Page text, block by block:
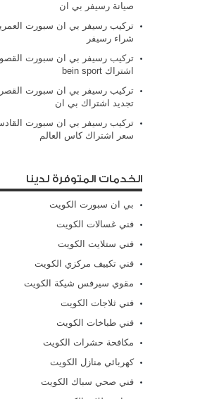
صيانة رسيفر بي ان
شراء رسيفر
اشتراك bein sport
تجديد اشتراك بي ان
سعر اشتراك كاس العالم
الخدمات المتوفرة لدينا
بي ان سبورت الكويت
فني غسالات الكويت
فني ستلايت الكويت
فني تكييف مركزي الكويت
مقوي سيرفس شيكة الكويت
فني ثلاجات الكويت
فني طباخات الكويت
مكافحة حشرات الكويت
كهربائي منازل الكويت
فني صحي سباك الكويت